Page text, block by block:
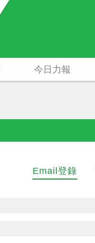
今日力報
Email登錄